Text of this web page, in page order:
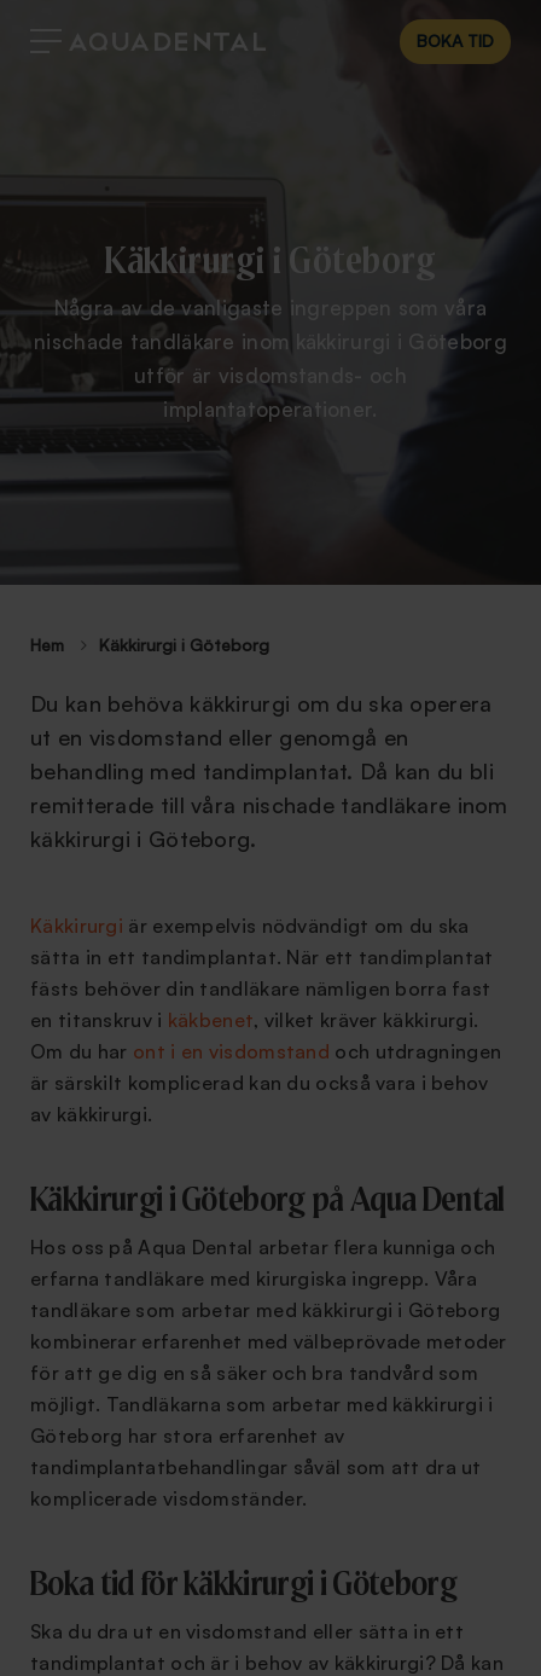
BOKA TID
Käkkirurgi i Göteborg
Några av de vanligaste ingreppen som våra
nischade tandläkare inom käkkirurgi i Göteborg
utför är visdomstands- och
implantatoperationer.
Hem Käkkirurgi i Göteborg
Du kan behöva käkkirurgi om du ska operera
ut en visdomstand eller genomgå en
behandling med tandimplantat. Då kan du bli
remitterade till våra nischade tandläkare inom
käkkirurgi i Göteborg.
Käkkirurgi är exempelvis nödvändigt om du ska
sätta in ett tandimplantat. När ett tandimplantat
fästs behöver din tandläkare nämligen borra fast
en titanskruv i käkbenet, vilket kräver käkkirurgi.
Om du har ont i en visdomstand och utdragningen
är särskilt komplicerad kan du också vara i behov
av käkkirurgi.
Käkkirurgi i Göteborg på Aqua Dental
Hos oss på Aqua Dental arbetar flera kunniga och
erfarna tandläkare med kirurgiska ingrepp. Våra
tandläkare som arbetar med käkkirurgi i Göteborg
kombinerar erfarenhet med välbeprövade metoder
för att ge dig en så säker och bra tandvård som
möjligt. Tandläkarna som arbetar med käkkirurgi i
Göteborg har stora erfarenhet av
tandimplantatbehandlingar såväl som att dra ut
komplicerade visdomständer.
Boka tid för käkkirurgi i Göteborg
Ska du dra ut en visdomstand eller sätta in ett
tandimplantat och är i behov av käkkirurgi? Då kan